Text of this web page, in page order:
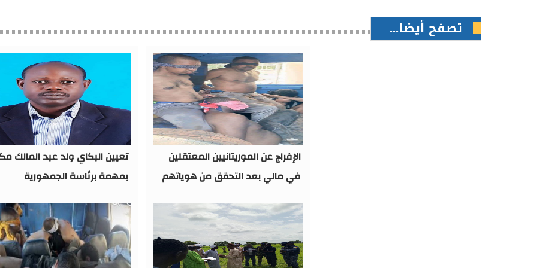
تصفح أيضا...
تعيين البكاي ولد عبد المالك
بمهمة برئاسة الجمهورية
الإفراج عن الموريتانيين المعتقلين
في مالي بعد التحقق من هوياتهم